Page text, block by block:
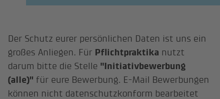
Der Schutz eurer persönlichen Daten ist uns ein
großes Anliegen. Für Pflichtpraktika nutzt
darum bitte die Stelle "Initiativbewerbung
(alle)" für eure Bewerbung. E-Mail Bewerbungen
können nicht datenschutzkonform bearbeitet